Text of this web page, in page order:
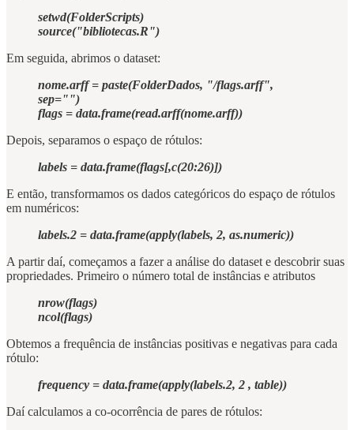
setwd(FolderScripts)
source("bibliotecas.R")
Em seguida, abrimos o dataset:
nome.arff = paste(FolderDados, "/flags.arff",
sep="")
flags = data.frame(read.arff(nome.arff))
Depois, separamos o espaço de rótulos:
labels = data.frame(flags[,c(20:26)])
E então, transformamos os dados categóricos do espaço de rótulos
em numéricos:
labels.2 = data.frame(apply(labels, 2, as.numeric))
A partir daí, começamos a fazer a análise do dataset e descobrir suas
propriedades. Primeiro o número total de instâncias e atributos
nrow(flags)
ncol(flags)
Obtemos a frequência de instâncias positivas e negativas para cada
rótulo:
frequency = data.frame(apply(labels.2, 2 , table))
Daí calculamos a co-ocorrência de pares de rótulos: